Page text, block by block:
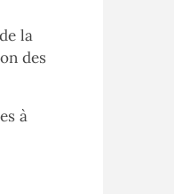
la
des
à